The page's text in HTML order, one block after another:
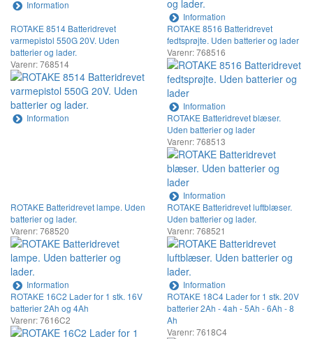
Information
Information
ROTAKE 8514 Batteridrevet
varmepistol 550G 20V. Uden
batterier og lader.
Varenr: 768514
Information
ROTAKE 8516 Batteridrevet
fedtsprøjte. Uden batterier og lader
Varenr: 768516
Information
ROTAKE Batteridrevet blæser.
Uden batterier og lader
Varenr: 768513
Information
ROTAKE Batteridrevet lampe. Uden
batterier og lader.
Varenr: 768520
Information
ROTAKE Batteridrevet luftblæser.
Uden batterier og lader.
Varenr: 768521
Information
ROTAKE 16C2 Lader for 1 stk. 16V
batterier 2Ah og 4Ah
Varenr: 7616C2
ROTAKE 18C4 Lader for 1 stk. 20V
batterier 2Ah - 4ah - 5Ah - 6Ah - 8
Ah
Varenr: 7618C4